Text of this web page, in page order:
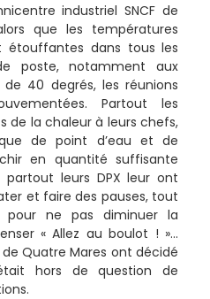
industriel SNCF de
que les températures
étouffantes dans tous les
poste, notamment aux
40 degrés, les réunions
Partout les
de la chaleur à leurs chefs,
de point d’eau et de
en quantité suffisante
leurs DPX leur ont
et faire des pauses, tout
pour ne pas diminuer la
« Allez au boulot ! »…
Quatre Mares ont décidé
hors de question de